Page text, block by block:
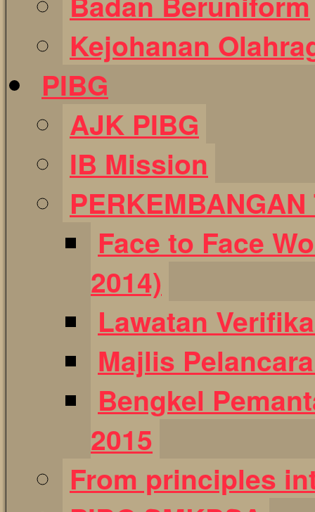
Kejohanan
PIBG
AJK PIBG
IB Mission
Face to Face
2014)
Lawatan
Majlis
Bengkel
2015
From principles